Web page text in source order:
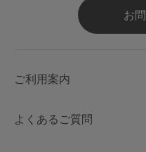
お
ご利用案内
よくあるご質問